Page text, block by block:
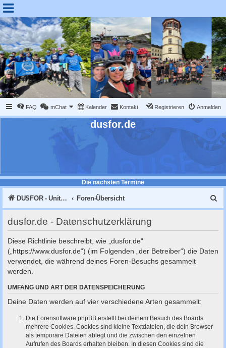
FAQ mChat Kalender Kontakt Anmelden
Registrieren
dusfor.de
Die nächsten Termine
DUSFOR - United Sk8 Nations :: Inline skaten in Düsseldorf Foren-Übersicht
u
dusfor.de - Datenschutzerklärung
Diese Richtlinie beschreibt, wie „dusfor.de“
(„https://www.dusfor.de“) (im Folgenden „der Betreiber“) die Daten
verwendet, die während deines Foren-Besuchs gesammelt
werden.
UMFANG UND ART DER DATENSPEICHERUNG
Deine Daten werden auf vier verschiedene Arten gesammelt:
Die Forensoftware phpBB erstellt bei deinem Besuch des Boards
mehrere Cookies. Cookies sind kleine Textdateien, die dein Browser
als temporäre Dateien ablegt und die zwischen den einzelnen
Aufrufen des Boards erhalten bleiben. In diesen Cookies sind die